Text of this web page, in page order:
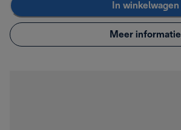
In winkelwagen
Meer informatie